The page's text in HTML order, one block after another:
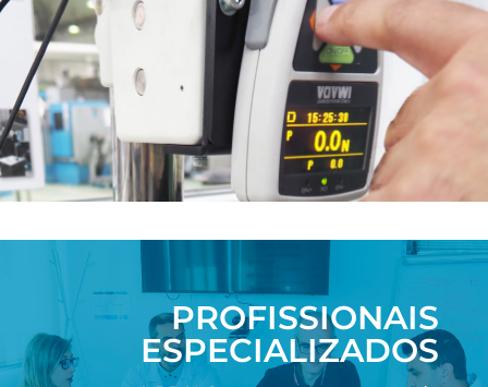
PROFISSIONAIS
ESPECIALIZADOS